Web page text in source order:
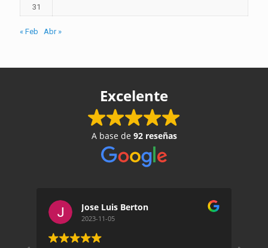
31
« Feb Abr »
Excelente
A base de 92 reseñas
Jose Luis Berton
2023-11-05